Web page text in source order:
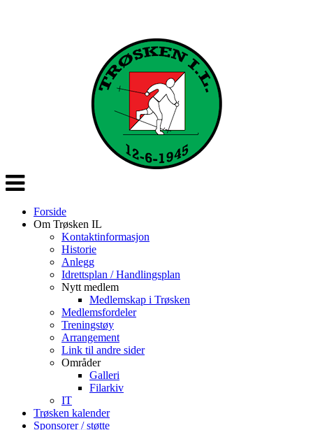
Veksle
navigasjon
Forside
Om Trøsken IL
Kontaktinformasjon
Historie
Anlegg
Idrettsplan / Handlingsplan
Nytt medlem
Medlemskap i Trøsken
Medlemsfordeler
Treningstøy
Arrangement
Link til andre sider
Områder
Galleri
Filarkiv
IT
Trøsken kalender
Sponsorer / støtte